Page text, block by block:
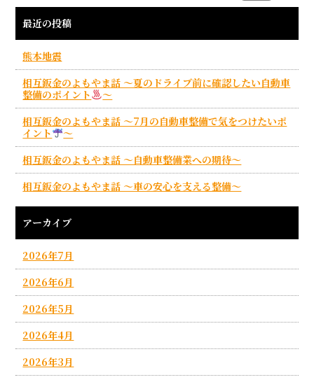
最近の投稿
熊本地震
相互鈑金のよもやま話 ～夏のドライブ前に確認したい自動車
整備のポイント
～
相互鈑金のよもやま話 ～7月の自動車整備で気をつけたいポ
イント
～
相互鈑金のよもやま話 ～自動車整備業への期待～
相互鈑金のよもやま話 ～車の安心を支える整備～
アーカイブ
2026年7月
2026年6月
2026年5月
2026年4月
2026年3月